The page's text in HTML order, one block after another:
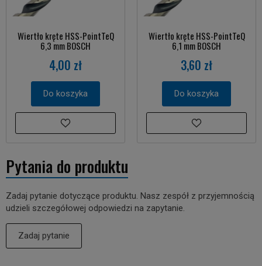
Wiertło kręte HSS-PointTeQ
6,3 mm BOSCH
4,00 zł
Do koszyka
Wiertło kręte HSS-PointTeQ
6,1 mm BOSCH
3,60 zł
Do koszyka
Pytania do produktu
Zadaj pytanie dotyczące produktu. Nasz zespół z przyjemnością
udzieli szczegółowej odpowiedzi na zapytanie.
Zadaj pytanie